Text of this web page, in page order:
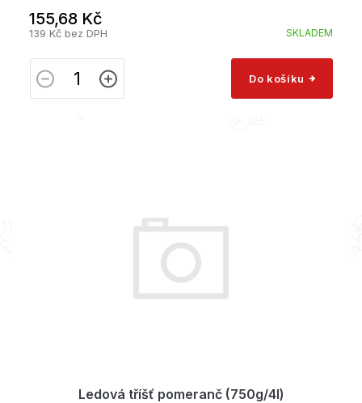
SKLADEM
139 Kč bez DPH
155,68 Kč
Do košíku
Ledová tříšť pomeranč (750g/4l)